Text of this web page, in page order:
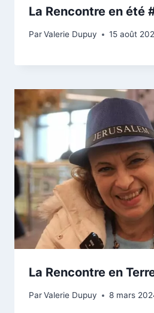
La Rencontre en été
ParValerie Dupuy 15 août
La Rencontre en
ParValerie Dupuy 8 mars